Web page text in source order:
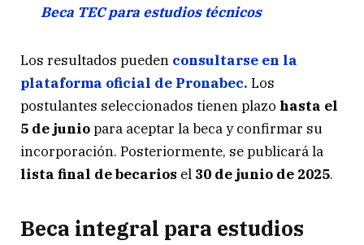
Beca TEC para estudios técnicos
Los resultados pueden consultarse en la
plataforma oficial de Pronabec. Los
postulantes seleccionados tienen plazo hasta el
5 de juniopara aceptar la beca y confirmar su
incorporación. Posteriormente, se publicará la
lista final de becarios el 30 de junio de 2025.
Beca integral para estudios